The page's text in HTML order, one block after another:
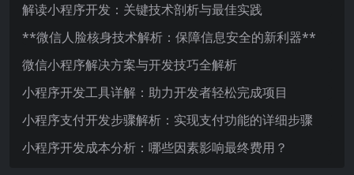
解读小程序开发：关键技术剖析与最佳实践
**微信人脸核身技术解析：保障信息安全的新利器**
微信小程序解决方案与开发技巧全解析
小程序开发工具详解：助力开发者轻松完成项目
小程序支付开发步骤解析：实现支付功能的详细步骤
小程序开发成本分析：哪些因素影响最终费用？